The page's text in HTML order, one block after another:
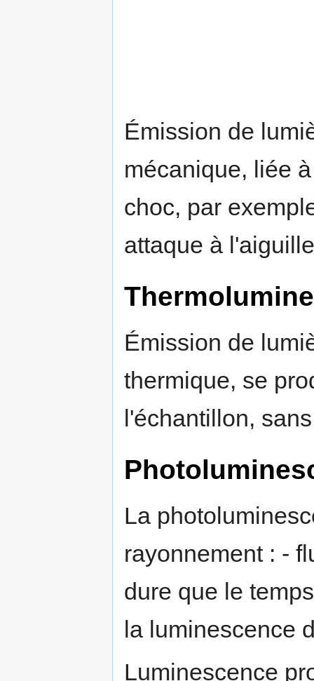
Émission de
mécanique, liée
choc, par
attaque à
Émission de
thermique, se
l'échantillon,
La
rayonnement : -
dure que le
la luminescence
Luminescence